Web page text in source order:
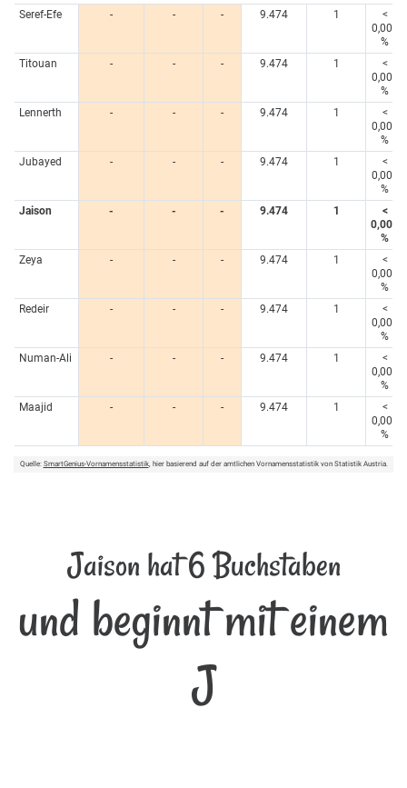
Seref-Efe
- - - 9.474 1
<
0,005
%
Titouan
- - - 9.474 1
<
0,005
%
Lennerth
- - - 9.474 1
<
0,005
%
Jubayed
- - - 9.474 1
<
0,005
%
Jaison
- - - 9.474 1
<
0,005
%
Zeya
- - - 9.474 1
<
0,005
%
Redeir
- - - 9.474 1
<
0,005
%
Numan-Ali
- - - 9.474 1
<
0,005
%
Maajid
- - - 9.474 1
<
0,005
%
Quelle: SmartGenius-Vornamensstatistik, hier basierend auf der amtlichen Vornamensstatistik von Statistik Austria.
Jaison hat 6 Buchstaben
und beginnt mit einem
J